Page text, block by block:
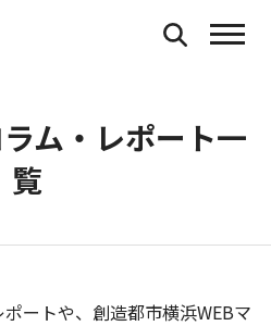
ム・レポート一
覧
ートや、創造都市横浜WEBマ